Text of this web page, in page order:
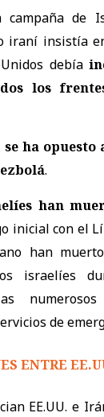
de
iraní insistía
debía
los
se ha opuesto
.
han
inicial con el
han
israelíes
numerosos
de
ENTRE
EE.UU. e